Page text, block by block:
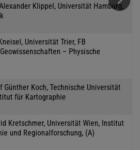
Klippel, Universität Hamburg,
Universität Trier, FB
– Physische
Günther Koch, Technische Universität
für Kartographie
Kretschmer, Universität Wien, Institut
und Regionalforschung, (A)